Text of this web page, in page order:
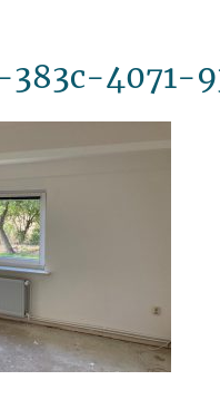
4071-